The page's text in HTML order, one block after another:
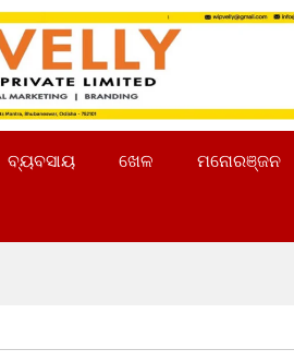
ବ୍ୟବସାୟ ଖେଳ ମନୋରଞ୍ଜନ